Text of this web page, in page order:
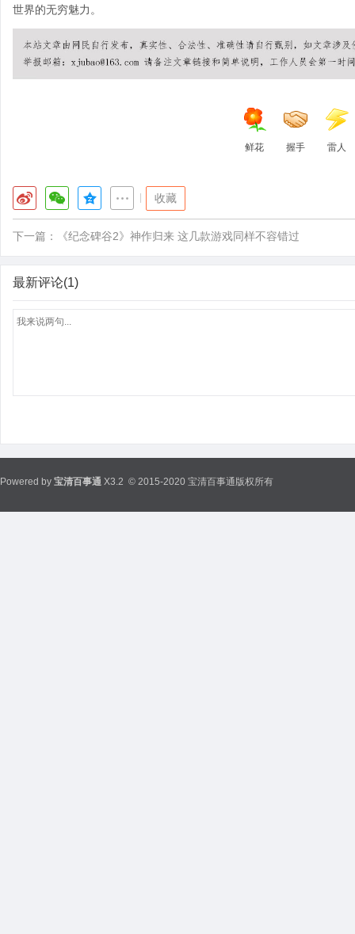
世界的无穷魅力。
鲜花 握手 雷人
收藏
下一篇： 《纪念碑谷2》神作归来 这几款游戏同样不容错过
最新评论(1)
Powered by 宝清百事通 X3.2 © 2015-2020 宝清百事通版权所有